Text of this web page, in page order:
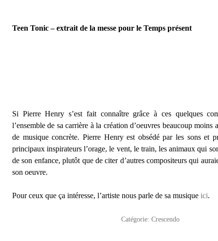
Teen Tonic – extrait de la messe pour le Temps présent
Si Pierre Henry s’est fait connaître grâce à ces quelques
l’ensemble de sa carrière à la création d’oeuvres beaucoup moins
de musique concrète. Pierre Henry est obsédé par les sons et
principaux inspirateurs l’orage, le vent, le train, les animaux qui
de son enfance, plutôt que de citer d’autres compositeurs qui
son oeuvre.
Pour ceux que ça intéresse, l’artiste nous parle de sa musique ici.
Catégorie: Crescendo